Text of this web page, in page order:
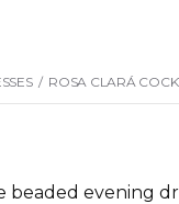
/ ROSA CLARÁ
beaded evening